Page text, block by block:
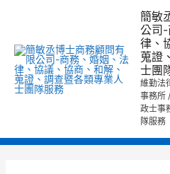
簡敏
公司-
律、
蒐證
士團
維勤法
事務所
政士事
隊服務